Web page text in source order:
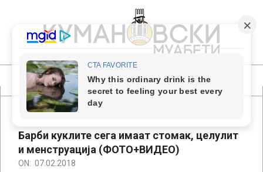
content
КУМАНОВСКИ
МУАБЕТИ
Primary
Navigation
Барби куклите сега имаат стомак, целулит
и менструација (ФОТО+ВИДЕО)
ON: 07.02.2018